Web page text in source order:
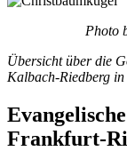
Photo
Übersicht über die
Kalbach-Riedberg
Frankfurt-